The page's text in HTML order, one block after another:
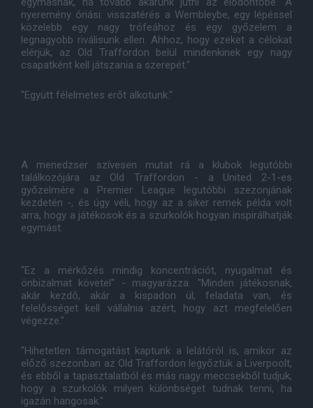
nyeremény óriási: visszatérés a Wembleybe, egy lépéssel
közelebb egy nagy trófeához és egy győzelem a
legnagyobb riválisunk ellen. Ahhoz, hogy ezeket a célokat
elérjük, az Old Traffordon belül mindenkinek egy nagy
csapatként kell játszania a szerepét."
"Együtt félelmetes erőt alkotunk."
A menedzser szívesen mutat rá a klubok legutóbbi
találkozójára az Old Traffordon - a United 2-1-es
győzelmére a Premier League legutóbbi szezonjának
kezdetén -, és úgy véli, hogy az a siker remek példa volt
arra, hogy a játékosok és a szurkolók hogyan inspirálhatják
egymást.
"Ez a mérkőzés mindig koncentrációt, nyugalmat és
önbizalmat követel" - magyarázza. "Minden játékosnak,
akár kezdő, akár a kispadon ül, feladata van, és
felelősséget kell vállalnia azért, hogy azt megfelelően
végezze."
"Hihetetlen támogatást kaptunk a lelátóról is, amikor az
előző szezonban az Old Traffordon legyőztük a Liverpoolt,
és ebből a tapasztalatból és más nagy meccsekből tudjuk,
hogy a szurkolók milyen különbséget tudnak tenni, ha
igazán hangosak."